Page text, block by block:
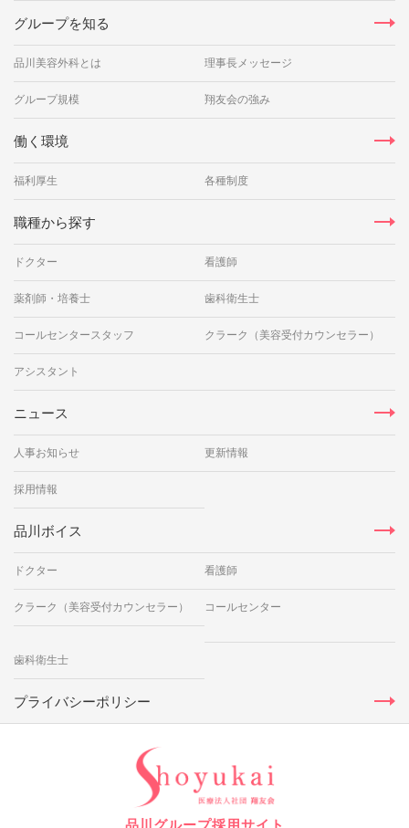
グループを知る
品川美容外科とは 理事長メッセージ
グループ規模 翔友会の強み
働く環境
福利厚生 各種制度
職種から探す
ドクター 看護師
薬剤師・培養士 歯科衛生士
コールセンタースタッフ クラーク（美容受付カウンセラー）
アシスタント
ニュース
人事お知らせ 更新情報
採用情報
品川ボイス
ドクター 看護師
クラーク（美容受付カウンセラー） コールセンター
歯科衛生士
プライバシーポリシー
品川グループ採用サイト